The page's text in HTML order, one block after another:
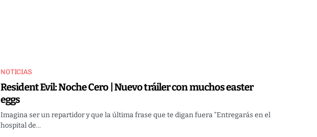
NOTICIAS
Resident Evil: Noche Cero | Nuevo tráiler con muchos easter
eggs
Imagina ser un repartidor y que la última frase que te digan fuera “Entregarás en el
hospital de…